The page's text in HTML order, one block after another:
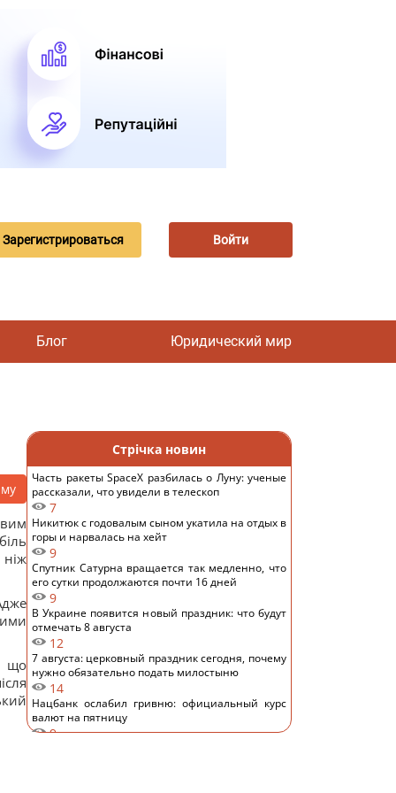
Зарегистрироваться Войти
Блог Юридический мир
що
Стрічка новин
Часть ракеты SpaceX разбилась о Луну: ученые
рассказали, что увидели в телескоп
7
Никитюк с годовалым сыном укатила на отдых в
горы и нарвалась на хейт
9
Спутник Сатурна вращается так медленно, что
его сутки продолжаются почти 16 дней
9
В Украине появится новый праздник: что будут
отмечать 8 августа
12
7 августа: церковный праздник сегодня, почему
нужно обязательно подать милостыню
14
Нацбанк ослабил гривню: официальный курс
валют на пятницу
9